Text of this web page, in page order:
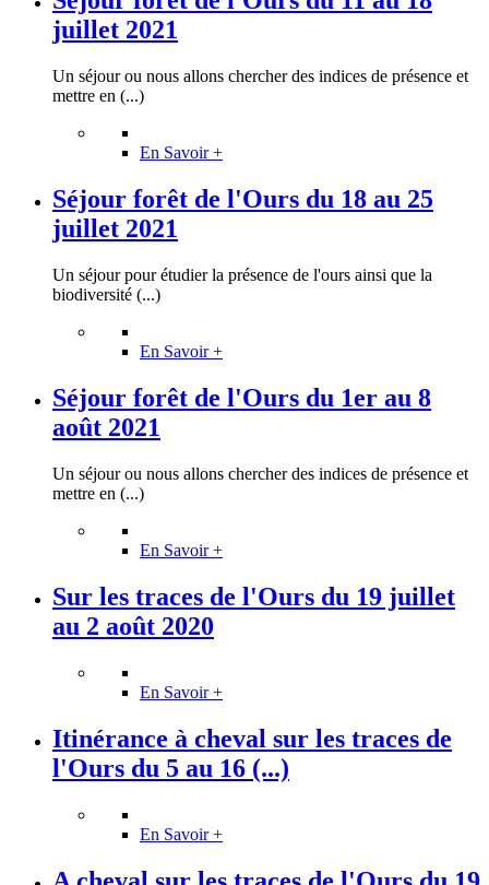
juillet 2021
Un séjour ou nous allons chercher des indices de présence et
mettre en (...)
En Savoir +
Séjour forêt de l'Ours du 18 au 25
juillet 2021
Un séjour pour étudier la présence de l'ours ainsi que la
biodiversité (...)
En Savoir +
Séjour forêt de l'Ours du 1er au 8
août 2021
Un séjour ou nous allons chercher des indices de présence et
mettre en (...)
En Savoir +
Sur les traces de l'Ours du 19 juillet
au 2 août 2020
En Savoir +
Itinérance à cheval sur les traces de
l'Ours du 5 au 16 (...)
En Savoir +